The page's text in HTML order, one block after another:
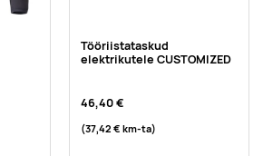
Tööriistataskud
elektrikutele CUSTOMIZED
46,40 €
(37,42 € km-ta)